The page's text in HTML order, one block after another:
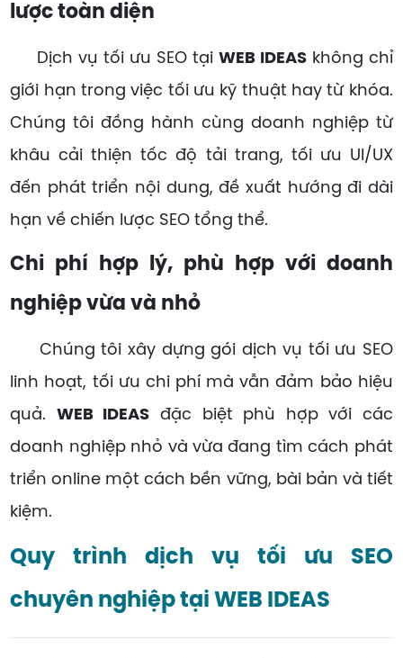
lược toàn diện
Dịch vụ tối ưu SEO tại WEB IDEASkhông chỉ
giới hạn trong việc tối ưu kỹ thuật hay từ khóa.
Chúng tôi đồng hành cùng doanh nghiệp từ
khâu cải thiện tốc độ tải trang, tối ưu UI/UX
đến phát triển nội dung, đề xuất hướng đi dài
hạn về chiến lược SEO tổng thể.
Chi phí hợp lý, phù hợp với doanh
nghiệp vừa và nhỏ
Chúng tôi xây dựng gói dịch vụ tối ưu SEO
linh hoạt, tối ưu chi phí mà vẫn đảm bảo hiệu
quả. WEB IDEAS đặc biệt phù hợp với các
doanh nghiệp nhỏ và vừa đang tìm cách phát
triển online một cách bền vững, bài bản và tiết
kiệm.
Quy trình dịch vụ tối ưu SEO
chuyên nghiệp tại WEB IDEAS